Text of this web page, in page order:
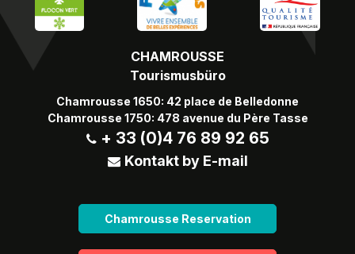
CHAMROUSSE
Tourismusbüro
Chamrousse 1650: 42 place de Belledonne
Chamrousse 1750: 478 avenue du Père Tasse
+ 33 (0)4 76 89 92 65
Kontakt by E-mail
Chamrousse Reservation